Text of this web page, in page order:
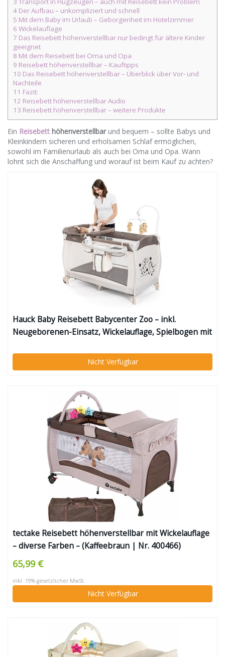
4 Der Aufbau – unkompliziert und schnell
5 Mit dem Baby im Urlaub – Geborgenheit im Hotelzimmer
6 Wickelauflage
7 Das Reisebett höhenverstellbar nur bedingt für ältere Kinder
geeignet
8 Mit dem Reisebett bei Oma und Opa
9 Reisebett höhenverstellbar – Kauftipps
10 Das Reisebett höhenverstellbar – Überblick über Vor- und
Nachteile
11 Fazit:
12 Reisebett höhenverstellbar Audio
13 Reisebett höhenverstellbar – weitere Produkte
Ein Reisebett höhenverstellbarund bequem – sollte Babys und
Kleinkindern sicheren und erholsamen Schlaf ermöglichen,
sowohl im Familienurlaub als auch bei Oma und Opa. Wann
lohnt sich die Anschaffung und worauf ist beim Kauf zu achten?
Hauck Baby Reisebett Babycenter Zoo – inkl.
Neugeborenen-Einsatz, Wickelauflage, Spielbogen mit
Tragetasche (höhenverstellbar & faltbar)
Nicht Verfügbar
tectake Reisebett höhenverstellbar mit Wickelauflage
– diverse Farben – (Kaffeebraun | Nr. 400466)
65,99 €
inkl. 19% gesetzlicher MwSt.
Nicht Verfügbar